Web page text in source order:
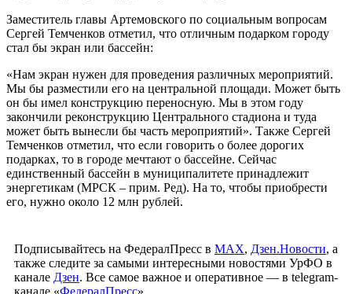
Заместитель главы Артемовского по социальным вопросам
Сергей Темченков отметил, что отличным подарком городу
стал бы экран или бассейн:
«Нам экран нужен для проведения различных мероприятий.
Мы бы разместили его на центральной площади. Может быть
он бы имел конструкцию переносную. Мы в этом году
закончили реконструкцию Центрального стадиона и туда
может быть вынесли бы часть мероприятий». Также Сергей
Темченков отметил, что если говорить о более дорогих
подарках, то в городе мечтают о бассейне. Сейчас
единственный бассейн в муниципалитете принадлежит
энергетикам (МРСК – прим. Ред). На то, чтобы приобрести
его, нужно около 12 млн рублей.
Подписывайтесь на ФедералПресс в МАХ, Дзен.Новости, а
также следите за самыми интересными новостями УрФО в
канале Дзен. Все самое важное и оперативное — в telegram-
канале «ФедералПресс».